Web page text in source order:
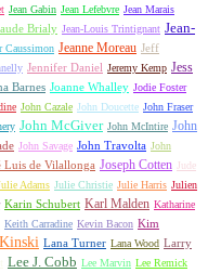
Jean Gabin Jean Lefebvre Jean Marais
Brialy Jean-Louis Trintignant Jean-
Caussimon Jeanne Moreau Jeff
Jennifer Daniel Jeremy Kemp Jess
Barnes Joanne Whalley Jodie Foster
John Cazale John Doucette John Fraser
John McGiver John McIntire John
John Savage John Travolta John
Luis de Vilallonga Joseph Cotten Jude
Adams Julie Christie Julie Harris Julien
Karin Schubert Karl Malden Katharine
Keith Carradine Kevin Bacon Kim
Lana Turner Lana Wood Larry
Lee J. Cobb Lee Marvin Lee Remick